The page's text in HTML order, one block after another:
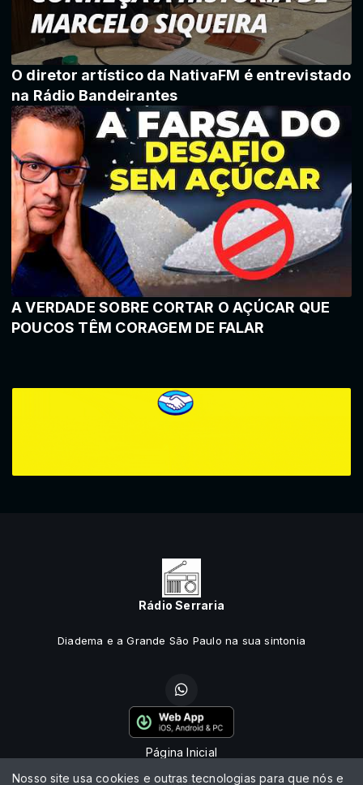
O diretor artístico da NativaFM é entrevistado
na Rádio Bandeirantes
A VERDADE SOBRE CORTAR O AÇÚCAR QUE
POUCOS TÊM CORAGEM DE FALAR
Rádio Serraria
Diadema e a Grande São Paulo na sua sintonia
Página Inicial
Vídeos
Nosso site usa cookies e outras tecnologias para que nós e